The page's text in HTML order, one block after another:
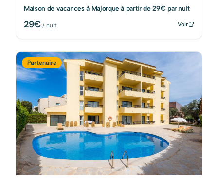
Maison de vacances à Majorque à partir de 29€ par nuit
29€/ nuit Voir
Partenaire